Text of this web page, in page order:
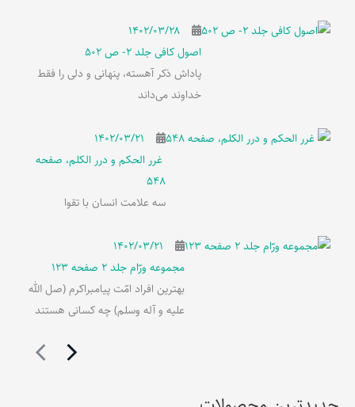
۱۴۰۲/۰۳/۲۸
اصول کافی جلد 2- ص 502
پاداش ذکر آهسته، پنهانی و دلی را فقط
خداوند می‌داند
۱۴۰۲/۰۳/۲۱
غرر الحکم و درر الکلم، صفحه
548
سه علامت انسان با تقوا
۱۴۰۲/۰۳/۲۱
مجموعه ورّام جلد 2 صفحه 123
بهترین افراد امّت پیامبراکرم (صل الله
علیه و آله وسلم) چه کسانی هستند